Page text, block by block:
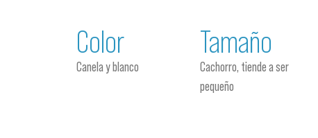
Color
Canela y blanco
Tamaño
Cachorro, tiende a ser
pequeño